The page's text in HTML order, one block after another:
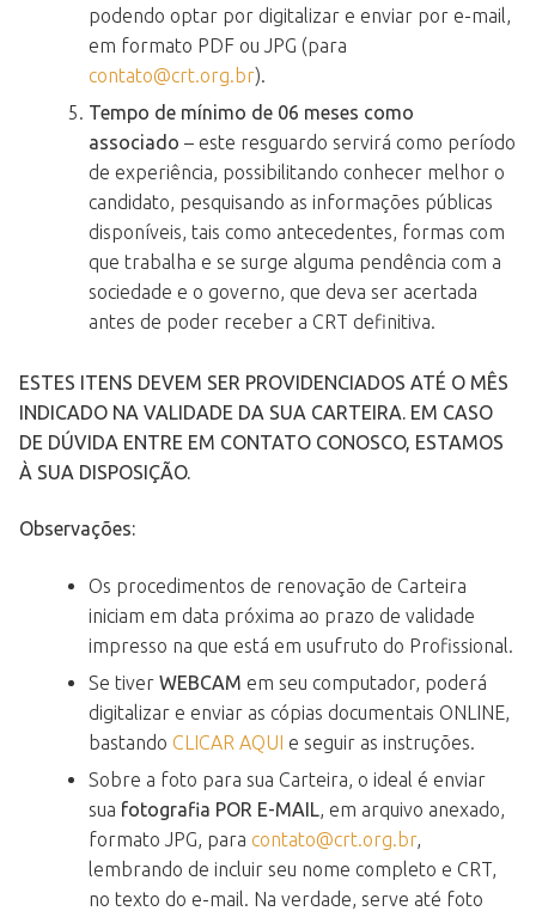
podendo optar por digitalizar e enviar por e-mail,
em formato PDF ou JPG (para
contato@crt.org.br).
Tempo de mínimo de 06 meses como
associado – este resguardo servirá como período
de experiência, possibilitando conhecer melhor o
candidato, pesquisando as informações públicas
disponíveis, tais como antecedentes, formas com
que trabalha e se surge alguma pendência com a
sociedade e o governo, que deva ser acertada
antes de poder receber a CRT definitiva.
ESTES ITENS DEVEM SER PROVIDENCIADOS ATÉ O MÊS
INDICADO NA VALIDADE DA SUA CARTEIRA. EM CASO
DE DÚVIDA ENTRE EM CONTATO CONOSCO, ESTAMOS
À SUA DISPOSIÇÃO.
Observações:
Os procedimentos de renovação de Carteira
iniciam em data próxima ao prazo de validade
impresso na que está em usufruto do Profissional.
Se tiver WEBCAM em seu computador, poderá
digitalizar e enviar as cópias documentais ONLINE,
bastando CLICAR AQUI e seguir as instruções.
Sobre a foto para sua Carteira, o ideal é enviar
sua fotografia POR E-MAIL, em arquivo anexado,
formato JPG, para contato@crt.org.br,
lembrando de incluir seu nome completo e CRT,
no texto do e-mail. Na verdade, serve até foto